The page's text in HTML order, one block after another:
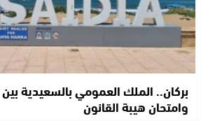
بركان.. الملك العمومي بالسعيدية
وامتحان هيبة القانون